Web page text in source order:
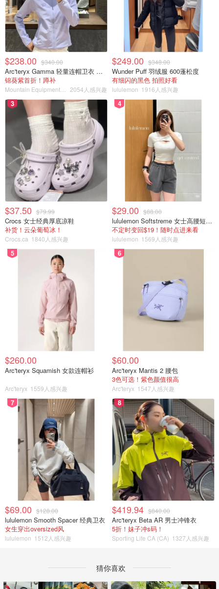
$238.00 $340.00
Arc'teryx Gamma 轻量连帽卫衣 女款
锦葵紫首折！蹲补
2054人感兴趣
$249.00 $348.00
Wunder Puff 羽绒服 600蓬松度
有细闪的黑色 拍照好看
lululemon 1916人感兴趣
3
$37.50 $79.99
Crocs 女士经典厚底凉鞋
补货！云朵葡萄冰！
Crocs.ca 1840人感兴趣
4
$29.00 $88.00
lululemon Softstreme 女士高腰短裤 10cm
不定时变回$19！随时点进来看
lululemon 1569人感兴趣
5
$260.00
Arc'teryx Squamish 女款连帽衫
Arc'teryx 1559人感兴趣
6
$60.00
Arc'teryx Mantis 2 腰包
3色可选！紫色颜值很高
Arc'teryx 1547人感兴趣
7
$69.00 $128.00
lululemon Smooth Spacer 经典卫衣
女生穿出oversized风
lululemon 1512人感兴趣
8
$419.94 $840.00
Arc'teryx Beta AR 男士冲锋衣
5折！妹子冲s码！
Sporting Life CA (CA) 1327人感兴趣
猜你喜欢